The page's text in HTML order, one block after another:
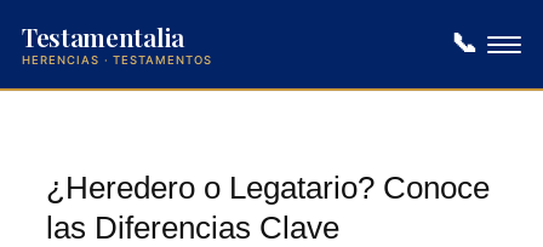
Testamentalia
HERENCIAS · TESTAMENTOS
📞
contenido¿Heredero o Legatario? Conoce
las Diferencias Clave